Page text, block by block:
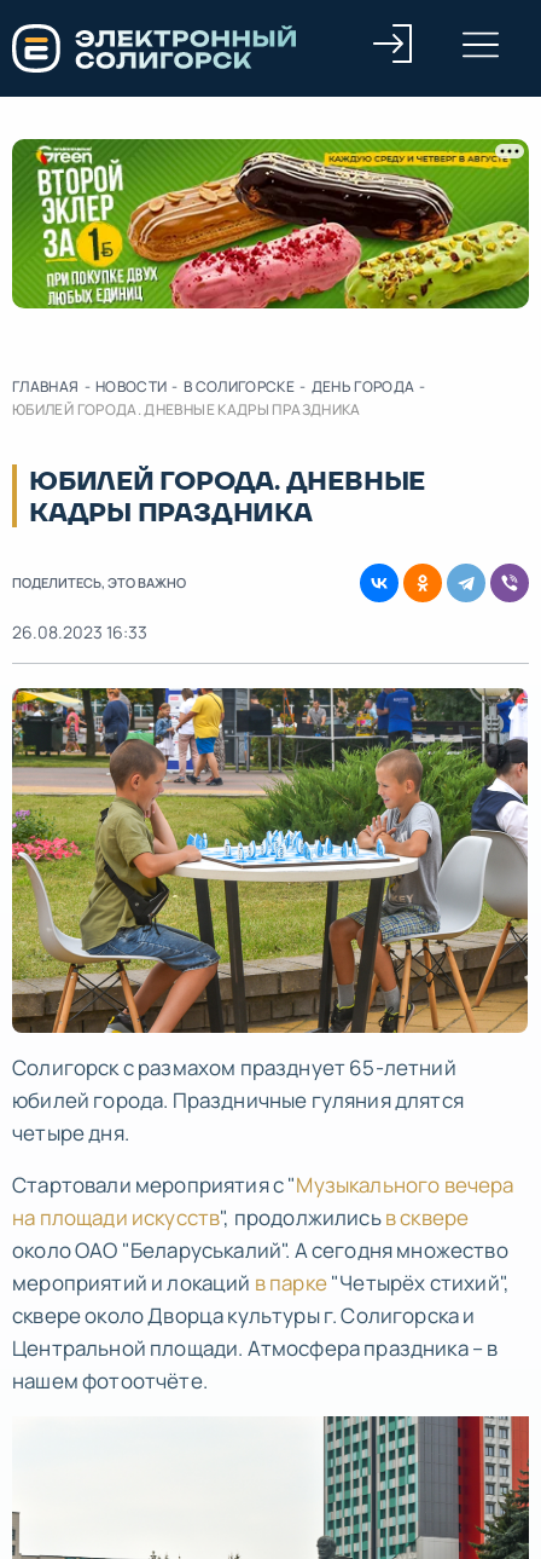
ГЛАВНАЯ - НОВОСТИ - В СОЛИГОРСКЕ - ДЕНЬ ГОРОДА -
ЮБИЛЕЙ ГОРОДА. ДНЕВНЫЕ КАДРЫ ПРАЗДНИКА
ЮБИЛЕЙ ГОРОДА. ДНЕВНЫЕ
КАДРЫ ПРАЗДНИКА
ПОДЕЛИТЕСЬ, ЭТО ВАЖНО
26.08.2023 16:33
Солигорск с размахом празднует 65-летний
юбилей города. Праздничные гуляния длятся
четыре дня.
Стартовали мероприятия с "Музыкального вечера
на площади искусств", продолжилисьв сквере
около ОАО "Беларуськалий". А сегодня множество
мероприятий и локаций в парке"Четырёх стихий",
сквере около Дворца культуры г. Солигорска и
Центральной площади. Атмосфера праздника – в
нашем фотоотчёте.